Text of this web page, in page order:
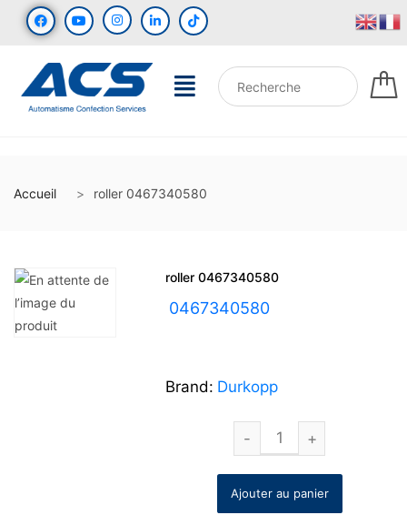
Accueil roller 0467340580
roller 0467340580
0467340580
Brand: Durkopp
Ajouter au panier